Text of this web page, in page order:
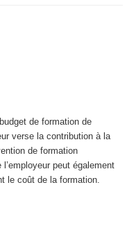
de formation de
verse la contribution à la
de formation
peut également
le coût de la formation.